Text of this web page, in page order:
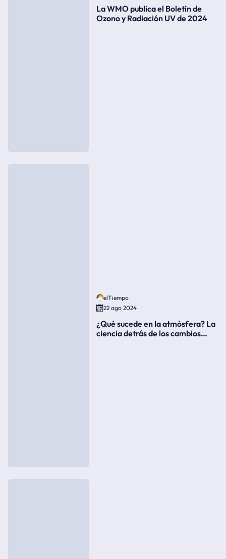
La WMO publica el Boletín de
Ozono y Radiación UV de 2024
elTiempo
22 ago 2024
¿Qué sucede en la atmósfera? La
ciencia detrás de los cambios